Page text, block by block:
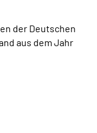
der Deutschen
aus dem Jahr